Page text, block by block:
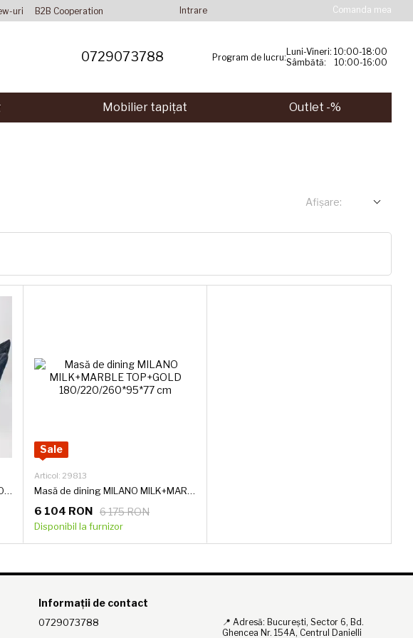
uri
B2B Cooperation
Intrare Comanda mea
0729073788 Program de lucru: Luni-Vineri: 10:00-18:00
Sâmbătă: 10:00-16:00
Mobilier tapițat Outlet -%
Afișare:
Masă de dining extensibilă MILANO ANTRACITE LEG + DIMAX + GOLD 180/220/260*95*77 cm
Sale
Articol: 29813
Masă de dining MILANO MILK+MARBLE TOP+GOLD 180/220/260*95*77 cm
6 175 RON
6 104 RON
Disponibil la furnizor
Informații de contact
0729073788
📍 Adresă: București, Sector 6, Bd.
Ghencea Nr. 154A, Centrul Danielli